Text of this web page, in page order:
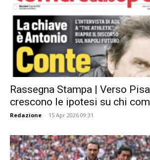
Rassegna Stampa | Verso
crescono le ipotesi su chi
Redazione - 15 Apr 2026 09:31